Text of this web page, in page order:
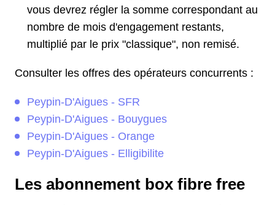
vous devrez régler la somme correspondant au
nombre de mois d'engagement restants,
multiplié par le prix "classique", non remisé.
Consulter les offres des opérateurs concurrents :
Peypin-D'Aigues - SFR
Peypin-D'Aigues - Bouygues
Peypin-D'Aigues - Orange
Peypin-D'Aigues - Elligibilite
Les abonnement box fibre free